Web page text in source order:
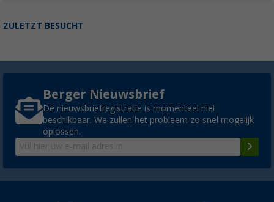
ZULETZT BESUCHT
Berger Nieuwsbrief
De nieuwsbriefregistratie is momenteel niet
beschikbaar. We zullen het probleem zo snel mogelijk
oplossen.